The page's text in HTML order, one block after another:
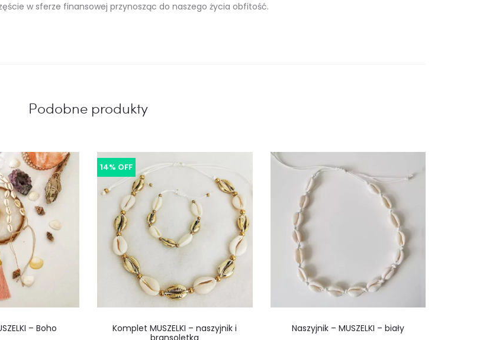
w sferze finansowej przynosząc do naszego życia obfitość.
Podobne produkty
– Boho
14% OFF
Komplet MUSZELKI – naszyjnik i
bransoletka
Naszyjnik – MUSZELKI – biały